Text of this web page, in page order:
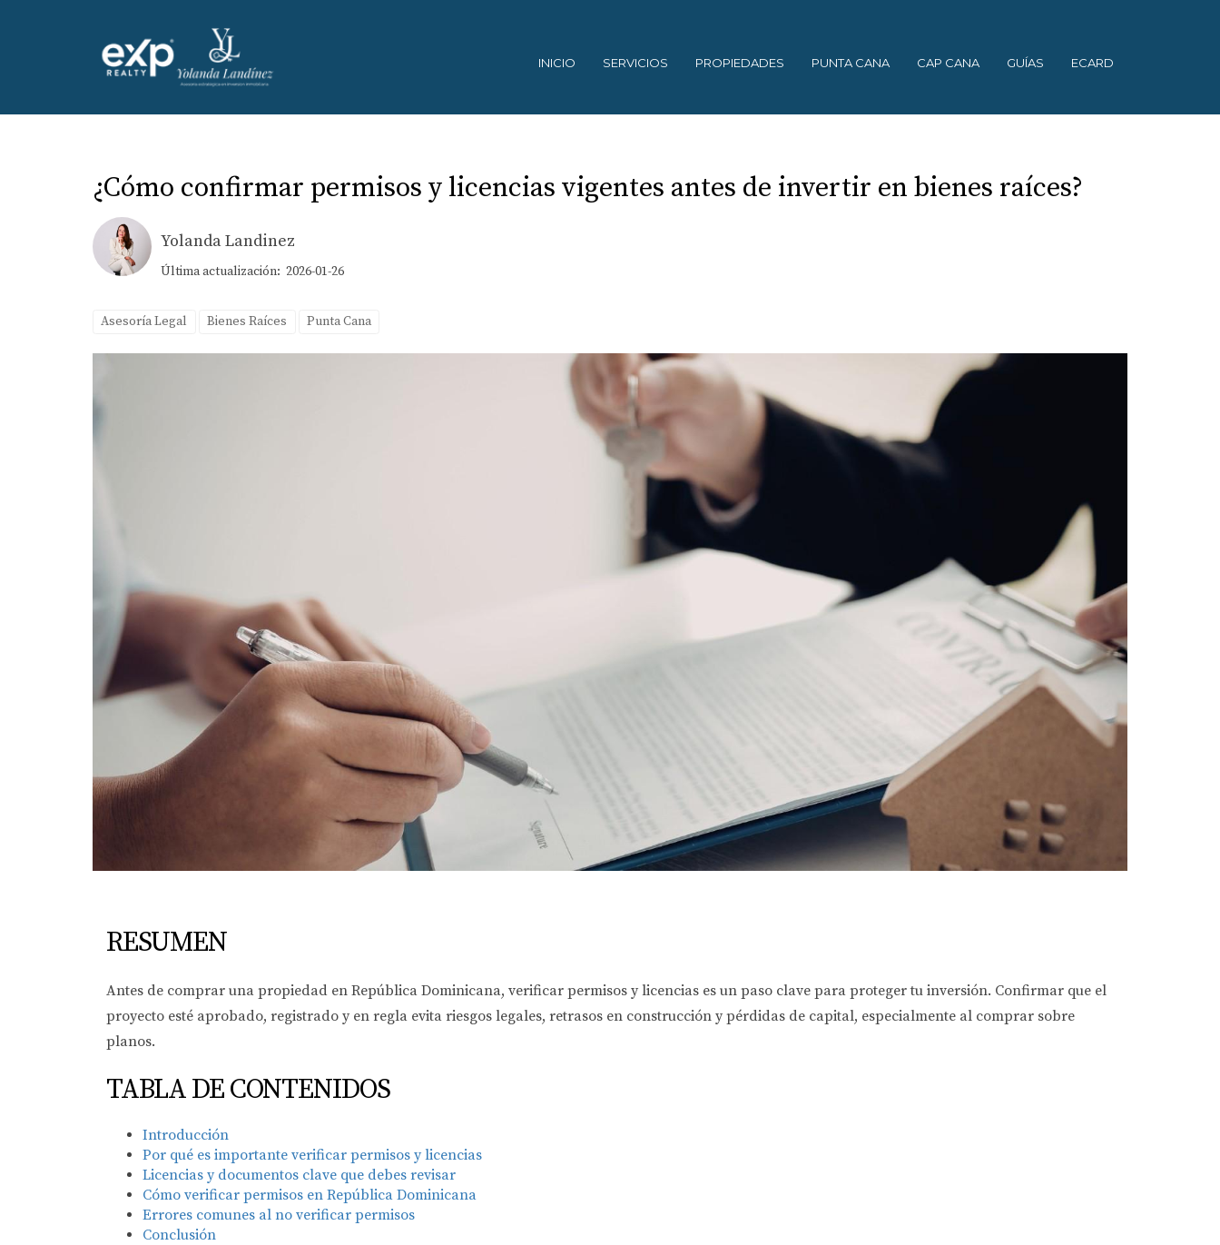
INICIO SERVICIOS PROPIEDADES PUNTA CANA CAP CANA GUÍAS ECARD
¿Cómo confirmar permisos y licencias vigentes antes de invertir en bienes raíces?
Yolanda Landinez
Última actualización: 2026-01-26
Asesoría Legal Bienes Raíces Punta Cana
RESUMEN
Antes de comprar una propiedad en República Dominicana, verificar permisos y licencias es un paso clave para proteger tu inversión. Confirmar que el
proyecto esté aprobado, registrado y en regla evita riesgos legales, retrasos en construcción y pérdidas de capital, especialmente al comprar sobre
planos.
TABLA DE CONTENIDOS
Introducción
Por qué es importante verificar permisos y licencias
Licencias y documentos clave que debes revisar
Cómo verificar permisos en República Dominicana
Errores comunes al no verificar permisos
Conclusión